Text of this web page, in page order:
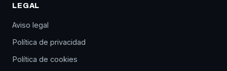
LEGAL
Aviso legal
Política de privacidad
Política de cookies